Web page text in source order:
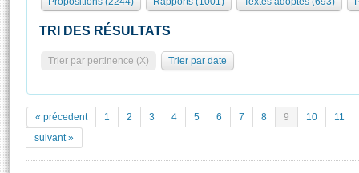
Pétitions
Documents parlementaires
Projets de loi
Présidence Conférence des Présidents Bureau Collège des
Statistiques et chiffres clés
Documents de référence
( Constitution | Règlement de l'Assemblée ... )
La Bibliothèque
Les archives
TRI DES RÉSULTATS
Trier par pertinence (X) Trier par date
« précedent 1 2 3 4 5 6 7 8 9 10
11
suivant »